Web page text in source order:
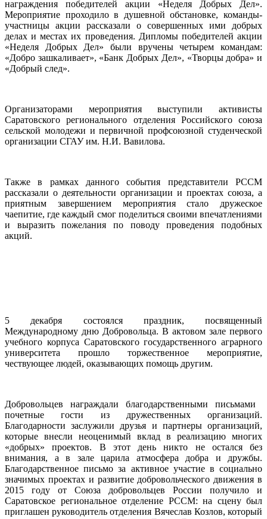
награждения победителей акции «Неделя Добрых Дел».
Мероприятие проходило в душевной обстановке, команды-
участницы акции рассказали о совершенных ими добрых
делах и местах их проведения. Дипломы победителей акции
«Неделя Добрых Дел» были вручены четырем командам:
«Добро зашкаливает», «Банк Добрых Дел», «Творцы добра» и
«Добрый след».
Организаторами мероприятия выступили активисты
Саратовского регионального отделения Российского союза
сельской молодежи и первичной профсоюзной студенческой
организации СГАУ им. Н.И. Вавилова.
Также в рамках данного события представители РССМ
рассказали о деятельности организации и проектах союза, а
приятным завершением мероприятия стало дружеское
чаепитие, где каждый смог поделиться своими впечатлениями
и выразить пожелания по поводу проведения подобных
акций.
5 декабря состоялся праздник, посвященный
Международному дню Добровольца. В актовом зале первого
учебного корпуса Саратовского государственного аграрного
университета прошло торжественное мероприятие,
чествующее людей, оказывающих помощь другим.
Добровольцев награждали благодарственными письмами
почетные гости из дружественных организаций.
Благодарности заслужили друзья и партнеры организаций,
которые внесли неоценимый вклад в реализацию многих
«добрых» проектов. В этот день никто не остался без
внимания, а в зале царила атмосфера добра и дружбы.
Благодарственное письмо за активное участие в социально
значимых проектах и развитие добровольческого движения в
2015 году от Союза добровольцев России получило и
Саратовское региональное отделение РССМ: на сцену был
приглашен руководитель отделения Вячеслав Козлов, который